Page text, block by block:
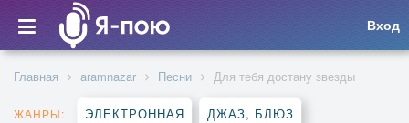
Вход
Главная aramnazar Песни Для тебя достану звезды
ЖАНРЫ: ЭЛЕКТРОННАЯ ДЖАЗ, БЛЮЗ